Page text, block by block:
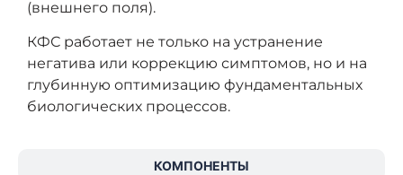
КОМПОНЕНТЫ
(внешнего поля).
КФС работает не только на устранение
негатива или коррекцию симптомов, но и на
глубинную оптимизацию фундаментальных
биологических процессов.